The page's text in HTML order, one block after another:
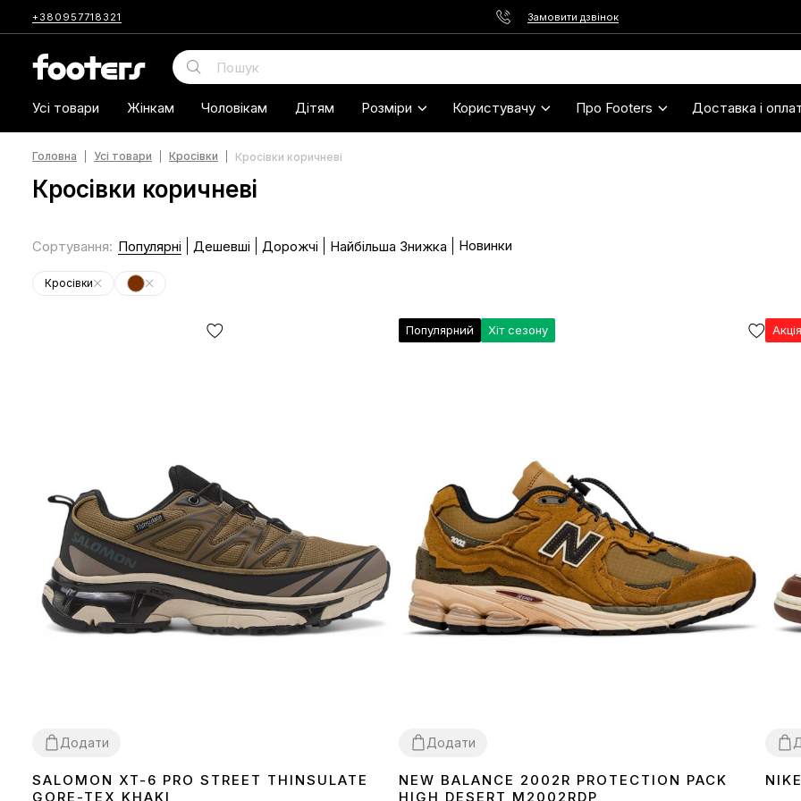
+380957718321 Замовити дзвінок
Усі товари Жінкам Чоловікам Дітям Розміри Користувачу Про Footers Доставка і
Головна Усі товари Кросівки Кросівки коричневі
Кросівки коричневі
Сортування: Популярні Дешевші Дорожчі Найбільша Знижка Новинки
Кросівки
Додати
414243 44 45 46
SALOMON XT-6 PRO STREET THINSULATE
GORE-TEX KHAKI
Популярний Хіт сезону
Додати
4142 43444546
NEW BALANCE 2002R PROTECTION PACK
HIGH DESERT M2002RDP
Акція
3637